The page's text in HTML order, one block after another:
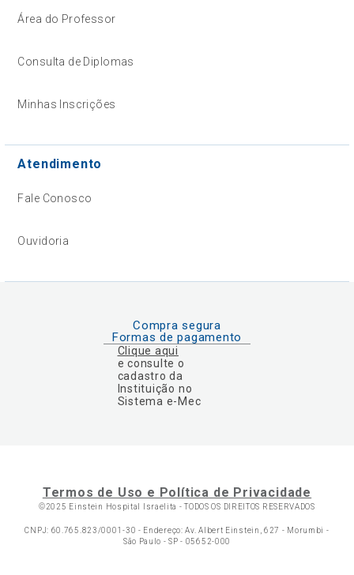
Área do Professor
Consulta de Diplomas
Minhas Inscrições
Atendimento
Fale Conosco
Ouvidoria
Compra segura
Formas de pagamento
Clique aqui
e consulte o
cadastro da
Instituição no
Sistema e-Mec
Termos de Uso e Política de Privacidade
©2025 Einstein Hospital Israelita -TODOS OS DIREITOS RESERVADOS
CNPJ: 60.765.823/0001-30 - Endereço: Av. Albert Einstein, 627 - Morumbi -
São Paulo - SP - 05652-000